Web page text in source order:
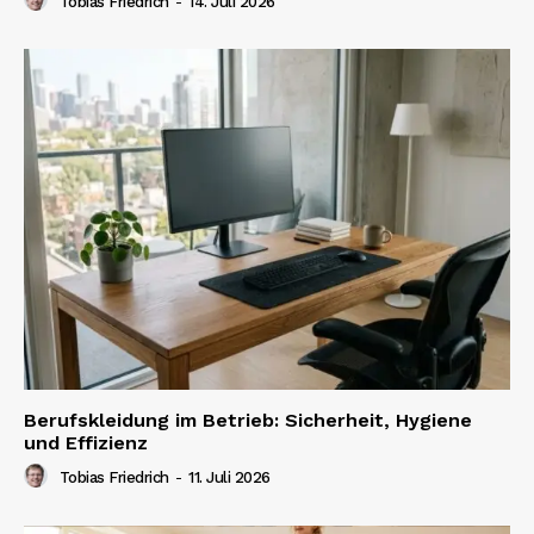
Berufskleidung im Betrieb: Sicherheit, Hygiene
und Effizienz
Tobias Friedrich - 11. Juli 2026